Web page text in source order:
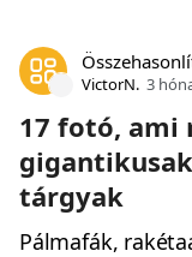
VictorN. 3
17 fotó, ami
tárgyak
Pálmafák,